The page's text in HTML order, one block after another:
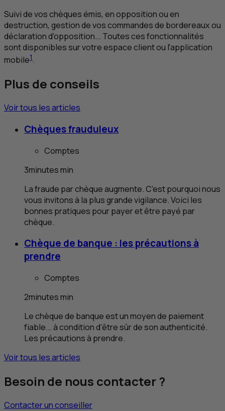
Suivi de vos chèques émis, en opposition ou en
destruction, gestion de vos commandes de bordereaux ou
déclaration d'opposition... Toutes ces fonctionnalités
sont disponibles sur votre espace client ou l'application
mobile1.
Plus de conseils
Voir tous les articles
Chèques frauduleux
Comptes
3minutesmin
La fraude par chèque augmente. C’est pourquoi nous
vous invitons à la plus grande vigilance. Voici les
bonnes pratiques pour payer et être payé par
chèque.
Chèque de banque : les précautions à
prendre
Comptes
2minutesmin
Le chèque de banque est un moyen de paiement
fiable... à condition d’être sûr de son authenticité.
Les précautions à prendre.
Voir tous les articles
Besoin de nous contacter ?
Contacter un conseiller